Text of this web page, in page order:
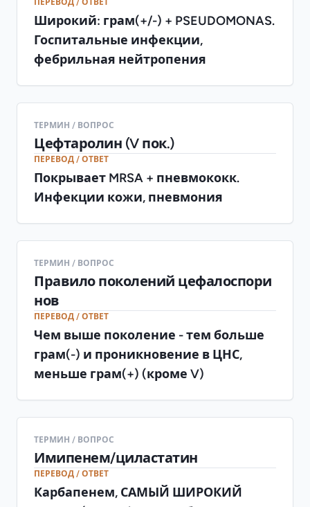
Широкий: грам(+/-) + PSEUDOMONAS.
Госпитальные инфекции,
фебрильная нейтропения
ТЕРМИН / ВОПРОС
Цефтаролин (V пок.)
ПЕРЕВОД / ОТВЕТ
Покрывает MRSA + пневмококк.
Инфекции кожи, пневмония
ТЕРМИН / ВОПРОС
Правило поколений цефалоспори
нов
ПЕРЕВОД / ОТВЕТ
Чем выше поколение - тем больше
грам(-) и проникновение в ЦНС,
меньше грам(+) (кроме V)
ТЕРМИН / ВОПРОС
Имипенем/циластатин
ПЕРЕВОД / ОТВЕТ
Карбапенем, САМЫЙ ШИРОКИЙ